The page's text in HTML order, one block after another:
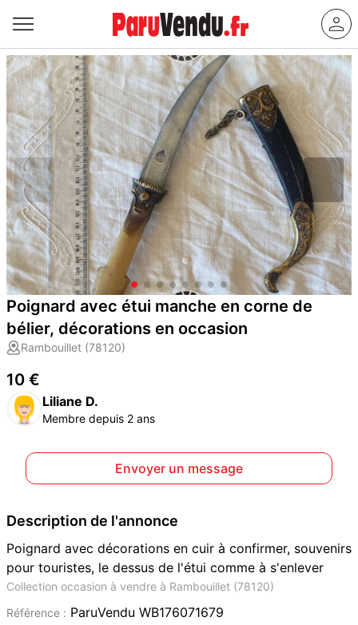
Poignard avec étui manche en corne de
bélier, décorations en occasion
Rambouillet (78120)
10 €
Liliane D.
Membre depuis 2 ans
Envoyer un message
Description de l'annonce
Poignard avec décorations en cuir à confirmer, souvenirs
pour touristes, le dessus de l'étui comme à s'enlever
Collection occasion à vendre à Rambouillet (78120)
Référence : ParuVendu WB176071679